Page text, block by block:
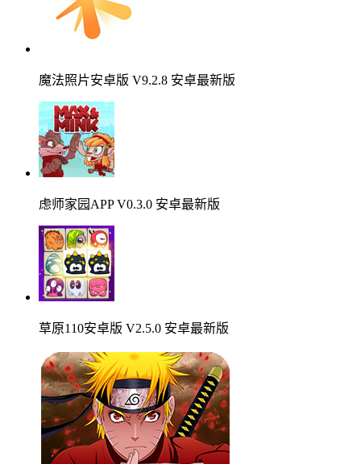
魔法照片安卓版 V9.2.8 安卓最新版
虑师家园APP V0.3.0 安卓最新版
草原110安卓版 V2.5.0 安卓最新版